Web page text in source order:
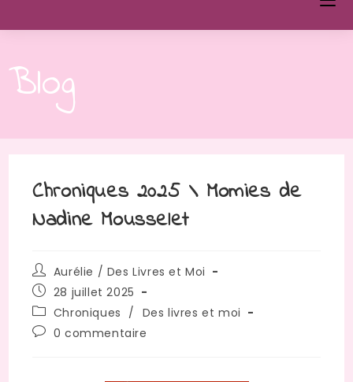
Blog
Chroniques 2025 \ Momies de
Nadine Mousselet
Aurélie / Des Livres et Moi
28 juillet 2025
Chroniques / Des livres et moi
0 commentaire